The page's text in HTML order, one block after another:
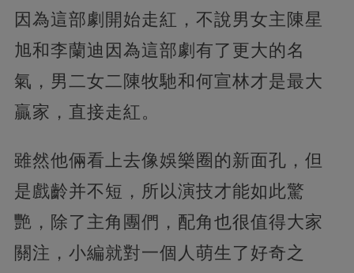
因為這部劇開始走紅，不說男女主陳星
旭和李蘭迪因為這部劇有了更大的名
氣，男二女二陳牧馳和何宣林才是最大
贏家，直接走紅。
雖然他倆看上去像娛樂圈的新面孔，但
是戲齡并不短，所以演技才能如此驚
艷，除了主角團們，配角也很值得大家
關注，小編就對一個人萌生了好奇之